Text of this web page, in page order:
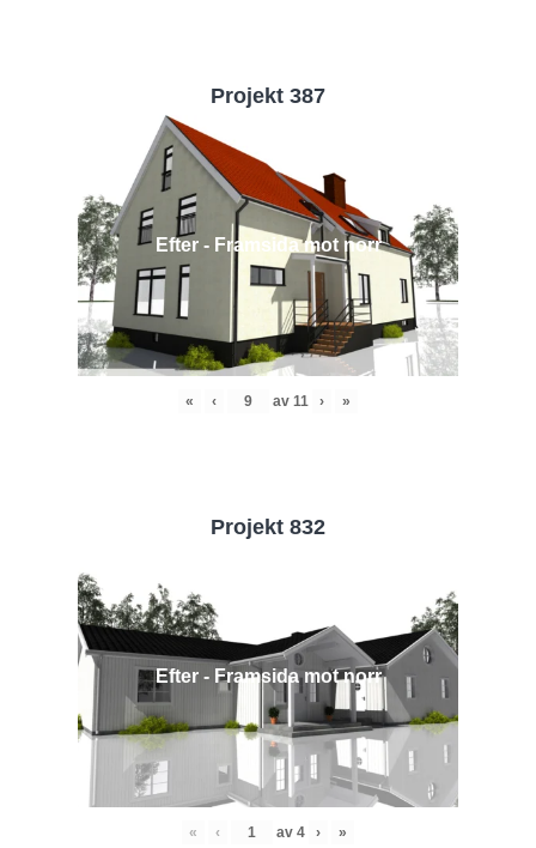
Projekt 387
Efter - Framsida mot norr
« ‹ av 11 › »
Projekt 832
Efter - Framsida mot norr
« ‹ av 4 › »